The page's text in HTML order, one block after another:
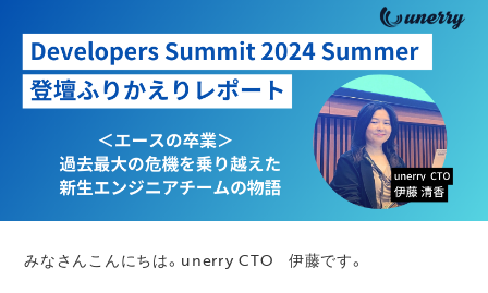
みなさんこんにちは。unerry CTO 伊藤です。